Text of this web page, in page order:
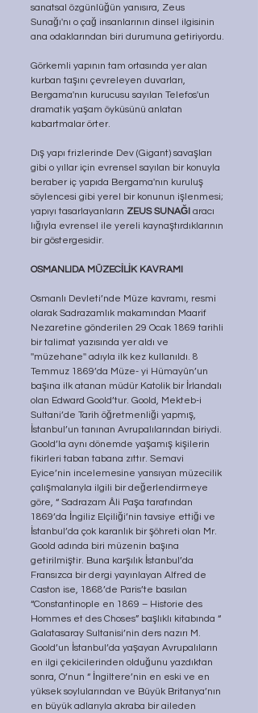
sanatsal özgünlüğün yanısıra, Zeus
Sunağı'nı o çağ insanları­nın dinsel ilgisinin
ana odaklarından biri durumuna getiriyordu.
Görkemli yapının tam ortasında yer alan
kurban taşını çevreleyen duvarları,
Bergama'nın kurucusu sayılan Telefos'un
dramatik yaşam öyküsünü anlatan
kabartmalar örter.
Dış yapı frizlerinde Dev (Gigant) savaşları
gibi o yıllar için evrensel sa­yılan bir konuyla
beraber iç yapıda Bergama'nın kuruluş
söylencesi gibi yerel bir konunun işlenmesi;
yapıyı tasarlayanların ZEUS SUNAĞI aracı­
lığıyla evrensel ile yereli kaynaştırdıklarının
bir göstergesidir.
OSMANLIDA MÜZECİLİK KAVRAMI
Osmanlı Devleti’nde Müze kavramı, resmi
olarak Sadrazamlık makamından Maarif
Nezaretine gönderilen 29 Ocak 1869 tarihli
bir talimat yazısında yer aldı ve
''müzehane'' adıyla ilk kez kullanıldı. 8
Temmuz 1869’da Müze- yi Hümayûn’un
başına ilk atanan müdür Katolik bir İrlandalı
olan Edward Goold’tur. Goold, Mekteb-i
Sultani’de Tarih öğretmenliği yapmış,
İstanbul’un tanınan Avrupalılarından biriydi.
Goold’la aynı dönemde yaşamış kişilerin
fikirleri taban tabana zıttır. Semavi
Eyice’nin incelemesine yansıyan müzecilik
çalışmalarıyla ilgili bir değerlendirmeye
göre, “ Sadrazam Âli Paşa tarafından
1869’da İngiliz Elçiliği’nin tavsiye ettiği ve
İstanbul’da çok karanlık bir şöhreti olan Mr.
Goold adında biri müzenin başına
getirilmiştir. Buna karşılık İstanbul’da
Fransızca bir dergi yayınlayan Alfred de
Caston ise, 1868’de Paris’te basılan
“Constantinople en 1869 – Historie des
Hommes et des Choses” başlıklı kitabında “
Galatasaray Sultanisi’nin ders nazırı M.
Goold’un İstanbul’da yaşayan Avrupalıların
en ilgi çekicilerinden olduğunu yazdıktan
sonra, O’nun “ İngiltere’nin en eski ve en
yüksek soylularından ve Büyük Britanya’nın
en büyük adlarıyla akraba bir aileden